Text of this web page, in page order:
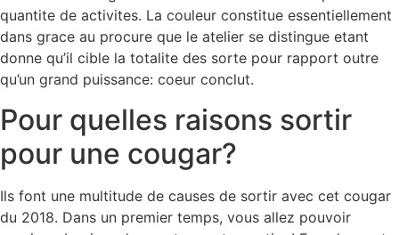
quantite de activites. La couleur constitue essentiellement
dans grace au procure que le atelier se distingue etant
donne qu’il cible la totalite des sorte pour rapport outre
qu’un grand puissance: coeur conclut.
Pour quelles raisons sortir
pour une cougar?
Ils font une multitude de causes de sortir avec cet cougar
du 2018. Dans un premier temps, vous allez pouvoir